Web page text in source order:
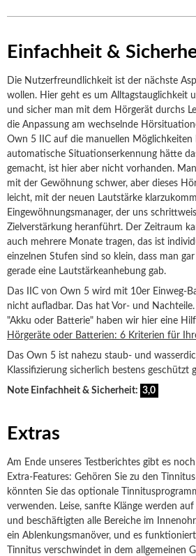
Einfachheit &
Die Nutzerfreundlichkeit ist der nächste
wollen. Hier geht es um Alltagstauglichkeit
und sicher man mit dem Hörgerät durchs
die Anpassung am wechselnde
Own 5 IIC auf die manuellen Möglichkeiten
automatische Situationserkennung hätte
gemacht, ist hier aber nicht vorhanden.
mit der Gewöhnung schwer, aber dieses
leicht, mit der neuen Lautstärke
Eingewöhnungsmanager, der uns
Zielverstärkung heranführt. Der Zeitraum
auch mehrere Monate tragen, das ist
einzelnen Stufen sind so klein, dass man
gerade eine Lautstärkeanhebung gab.
Das IIC von Own 5 wird mit 10er Einweg-
nicht aufladbar. Das hat Vor- und
"Akku oder Batterie" haben wir hier eine
Hörgeräte oder Batterien: 6 Kriterien für
Das Own 5 ist nahezu staub- und
Klassifizierung sicherlich bestens geschützt
Note Einfachheit & Sicherheit: 3,0
Extras
Am Ende unseres Testberichtes gibt es
Extra-Features: Gehören Sie zu den
könnten Sie das optionale
verwenden. Leise, sanfte Klänge werden
und beschäftigten alle Bereiche im
ein Ablenkungsmanöver, und es
Tinnitus verschwindet in dem allgemeinen